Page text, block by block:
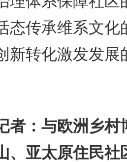
态传承维系文化
新转化激发发展
者：与欧洲乡村
、亚太原住民社